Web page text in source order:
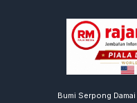
Bumi Serpong